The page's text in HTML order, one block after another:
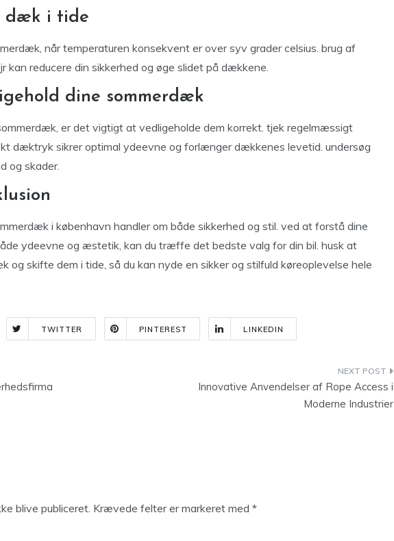
dæk i tide
når temperaturen konsekvent er over syv grader celsius. brug af
kan reducere din sikkerhed og øge slidet på dækkene.
dine sommerdæk
er det vigtigt at vedligeholde dem korrekt. tjek regelmæssigt
dæktryk sikrer optimal ydeevne og forlænger dækkenes levetid. undersøg
og skader.
i københavn handler om både sikkerhed og stil. ved at forstå dine
ydeevne og æstetik, kan du træffe det bedste valg for din bil. husk at
og skifte dem i tide, så du kan nyde en sikker og stilfuld køreoplevelse hele
TWITTER PINTEREST LINKEDIN
Innovative Anvendelser af Rope Access i
Moderne Industrier
blive publiceret. Krævede felter er markeret med *